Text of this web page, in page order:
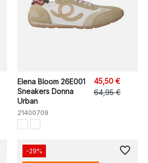
Elena Bloom 26E001
Sneakers Donna
Urban
21400709
45,50 €
64,95 €
-29% favorite_border